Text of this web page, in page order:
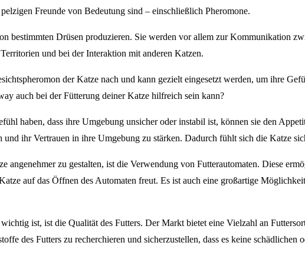
Freunde von Bedeutung sind – einschließlich Pheromone.
bestimmten Drüsen produzieren. Sie werden vor allem zur Kommunikation
und bei der Interaktion mit anderen Katzen.
der Katze nach und kann gezielt eingesetzt werden, um ihre
auch bei der Fütterung deiner Katze hilfreich sein kann?
haben, dass ihre Umgebung unsicher oder instabil ist, können sie den
ihr Vertrauen in ihre Umgebung zu stärken. Dadurch fühlt sich die Katze
zu gestalten, ist die Verwendung von Futterautomaten. Diese
auf das Öffnen des Automaten freut. Es ist auch eine großartige
ist, ist die Qualität des Futters. Der Markt bietet eine Vielzahl an
des Futters zu recherchieren und sicherzustellen, dass es keine schädlichen